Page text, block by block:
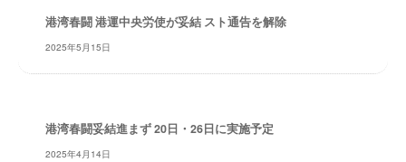
港湾春闘 港運中央労使が妥結 スト通告を解除
2025年5月15日
港湾春闘妥結進まず 20日・26日に実施予定
2025年4月14日